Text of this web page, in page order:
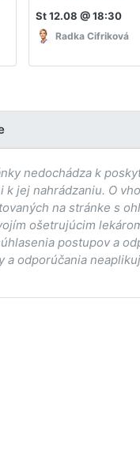
St 12.08 @ 18:30
Radka Cifriková
nedochádza k
k jej nahrádzaniu. O
na stránke s
ošetrujúcim
postupov a
a odporúčania